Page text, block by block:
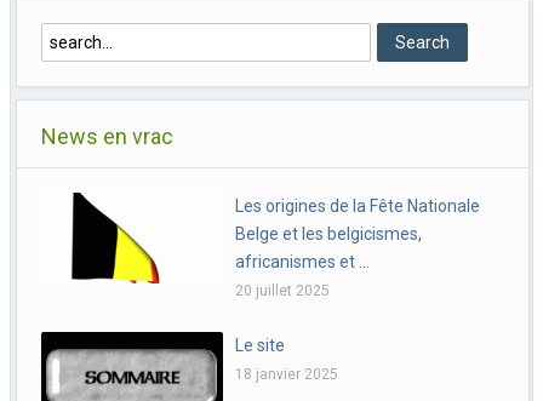
News en vrac
Les origines de la Fête Nationale
Belge et les belgicismes,
africanismes et …
20 juillet 2025
Le site
18 janvier 2025